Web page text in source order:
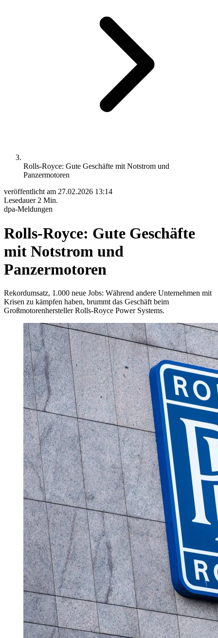
Rolls-Royce: Gute Geschäfte mit Notstrom und
Panzermotoren
veröffentlicht am 27.02.2026 13:14
Lesedauer 2 Min.
dpa-Meldungen
Rolls-Royce: Gute Geschäfte
mit Notstrom und
Panzermotoren
Rekordumsatz, 1.000 neue Jobs: Während andere Unternehmen mit
Krisen zu kämpfen haben, brummt das Geschäft beim
Großmotorenhersteller Rolls-Royce Power Systems.